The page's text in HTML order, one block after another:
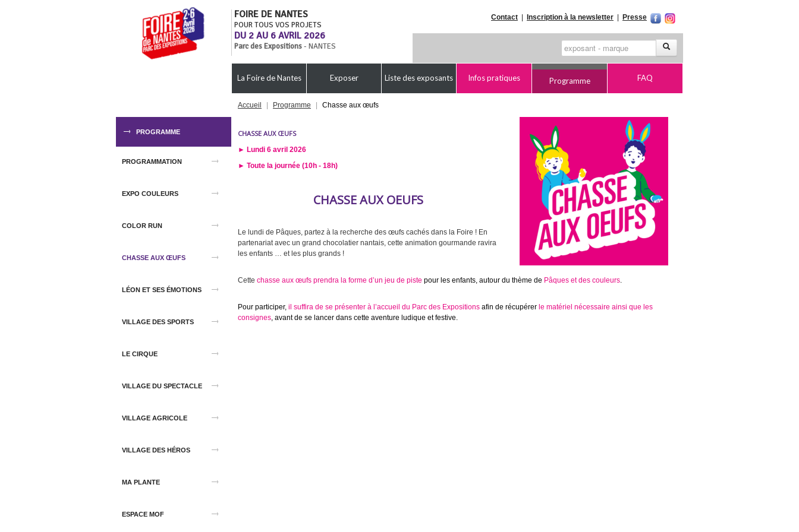
FOIRE DE NANTES
POUR TOUS VOS PROJETS
DU 2 AU 6 AVRIL 2026
Parc des Expositions- NANTES
Contact Inscription à la newsletter Presse
La Foire de Nantes Exposer Liste des exposants Infos pratiques Programme FAQ
PROGRAMME
PROGRAMMATION
EXPO COULEURS
COLOR RUN
CHASSE AUX ŒUFS
LÉON ET SES ÉMOTIONS
VILLAGE DES SPORTS
LE CIRQUE
VILLAGE DU SPECTACLE
VILLAGE AGRICOLE
VILLAGE DES HÉROS
MA PLANTE
ESPACE MOF
Accueil Programme Chasse aux œufs
CHASSE AUX ŒUFS
► Lundi 6 avril 2026
► Toute la journée (10h - 18h)
CHASSE AUX OEUFS
Le lundi de Pâques, partez à la recherche des œufs cachés dans la Foire ! En
partenariat avec un grand chocolatier nantais, cette animation gourmande ravira
les enfants … et les plus grands !
Cette chasse aux œufs prendra la forme d’un jeu de piste pour les enfants, autour du thème de Pâques et des couleurs.
Pour participer, il suffira de se présenter à l’accueil du Parc des Expositions afin de récupérer le matériel nécessaire ainsi que les
consignes, avant de se lancer dans cette aventure ludique et festive.